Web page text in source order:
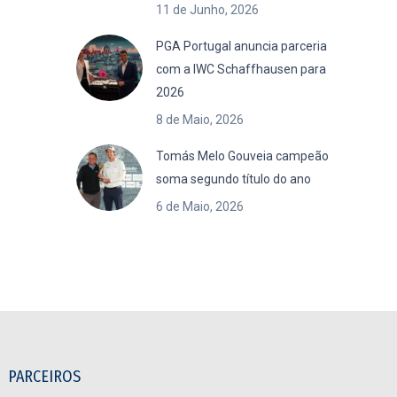
11 de Junho, 2026
PGA Portugal anuncia parceria
com a IWC Schaffhausen para
2026
8 de Maio, 2026
Tomás Melo Gouveia campeão
soma segundo título do ano
6 de Maio, 2026
PARCEIROS